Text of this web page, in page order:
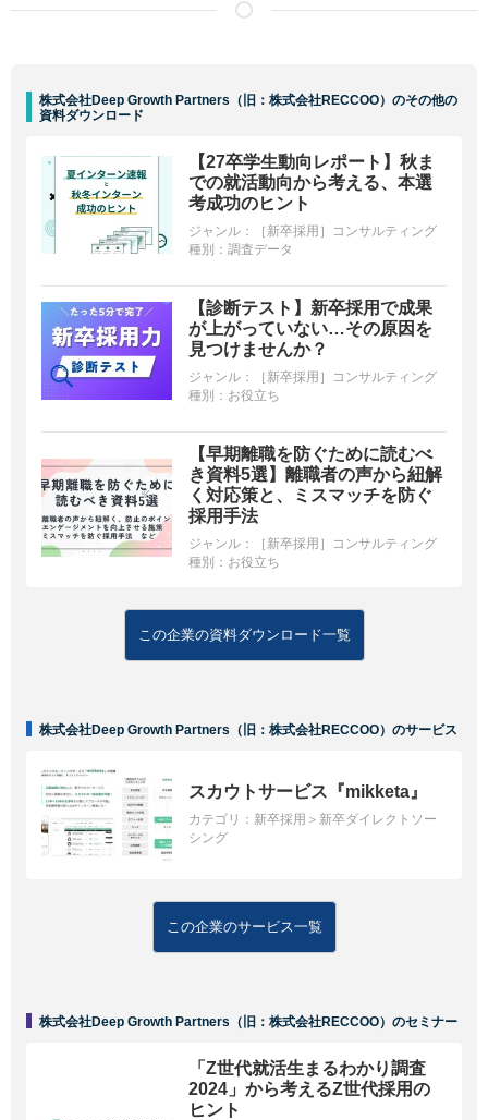
株式会社Deep Growth Partners（旧：株式会社RECCOO）のその他の
資料ダウンロード
【27卒学生動向レポート】秋ま
での就活動向から考える、本選
考成功のヒント
ジャンル：
［新卒採用］コンサルティング
種別： 調査データ
【診断テスト】新卒採用で成果
が上がっていない…その原因を
見つけませんか？
ジャンル：
［新卒採用］コンサルティング
種別： お役立ち
【早期離職を防ぐために読むべ
き資料5選】離職者の声から紐解
く対応策と、ミスマッチを防ぐ
採用手法
ジャンル：
［新卒採用］コンサルティング
種別： お役立ち
この企業の資料ダウンロード一覧
株式会社Deep Growth Partners（旧：株式会社RECCOO）のサービス
スカウトサービス『mikketa』
カテゴリ： 新卒採用＞新卒ダイレクトソー
シング
この企業のサービス一覧
株式会社Deep Growth Partners（旧：株式会社RECCOO）のセミナー
「Z世代就活生まるわかり調査
2024」から考えるZ世代採用の
ヒント